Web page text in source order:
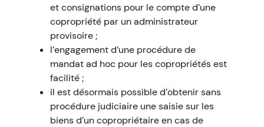
et consignations pour le compte d’une
copropriété par un administrateur
provisoire ;
l’engagement d’une procédure de
mandat ad hoc pour les copropriétés est
facilité ;
il est désormais possible d’obtenir sans
procédure judiciaire une saisie sur les
biens d’un copropriétaire en cas de